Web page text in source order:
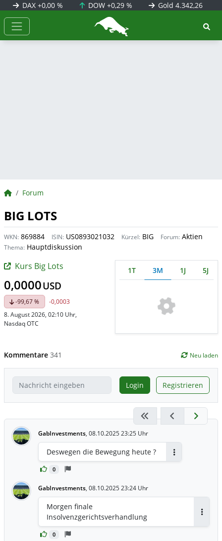
DAX +0,00 % DOW+0,29 % Gold 4.342,26
BörsenNEWS.de
BörsenNEWS.de
Forum
BIG LOTS
WKN: 869884 ISIN: US0893021032 Kürzel: BIG Forum: Aktien
Thema: Hauptdiskussion
Kurs Big Lots
0,0000USD
-99,67 %
-0,0003
8. August 2026, 02:10 Uhr,
Nasdaq OTC
1T 3M 1J 5J
Kommentare 341 Neu laden
Login Registrieren
GabInvestments, 08.10.2025 23:25 Uhr
0
Deswegen die Bewegung heute ?
GabInvestments, 08.10.2025 23:24 Uhr
0
Morgen finale
Insolvenzgerichtsverhandlung